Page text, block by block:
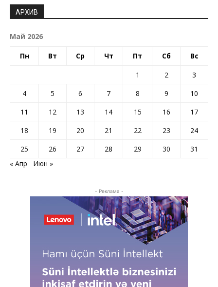
АРХИВ
Май 2026
Пн Вт Ср Чт Пт Сб Вс
1 2
3
4
5 6 7 8 9
10
11
12 13 14 15 16
17
18
19 20 21 22 23
24
25
26 27 28 29 30
31
« Апр
Июн »
- Реклама -